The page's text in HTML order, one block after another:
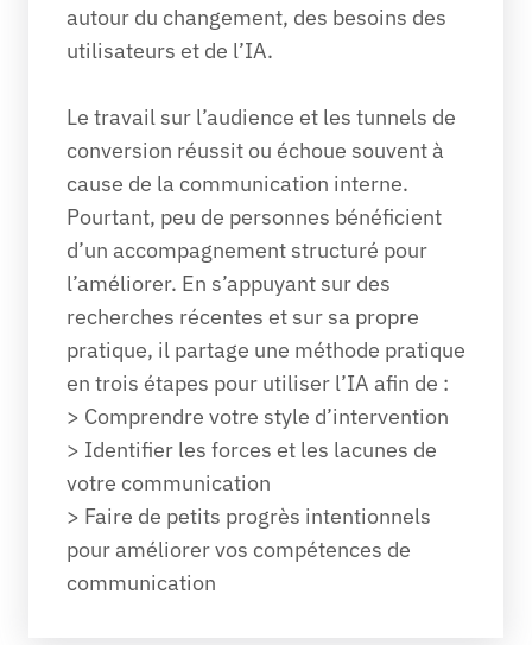
autour du changement, des besoins des
utilisateurs et de l’IA.
Le travail sur l’audience et les tunnels de
conversion réussit ou échoue souvent à
cause de la communication interne.
Pourtant, peu de personnes bénéficient
d’un accompagnement structuré pour
l’améliorer. En s’appuyant sur des
recherches récentes et sur sa propre
pratique, il partage une méthode pratique
en trois étapes pour utiliser l’IA afin de :
> Comprendre votre style d’intervention
> Identifier les forces et les lacunes de
votre communication
> Faire de petits progrès intentionnels
pour améliorer vos compétences de
communication